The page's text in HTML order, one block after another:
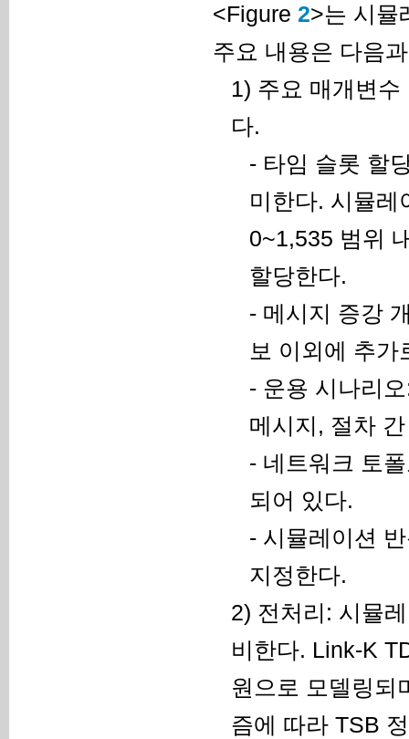
<Figure 2>는 시뮬
주요 내용은 다음
1) 주요 매개변
다.
- 타임 슬롯 할
미한다. 시뮬레
0~1,535 범위
할당한다.
- 메시지 증강
보 이외에 추
- 운용 시나리
메시지, 절차
- 네트워크 토
되어 있다.
- 시뮬레이션
지정한다.
2) 전처리: 시뮬
비한다. Link-K
원으로 모델링되
즘에 따라 TSB